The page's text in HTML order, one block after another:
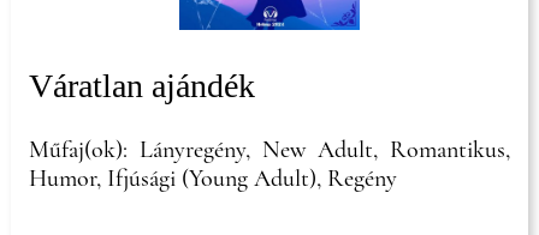
Váratlan ajándék
Műfaj(ok): Lányregény, New Adult, Romantikus,
Humor, Ifjúsági (Young Adult), Regény